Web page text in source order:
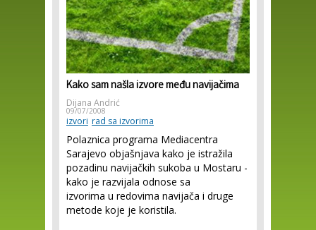
Kako sam našla izvore među navijačima
Dijana Andrić
09/07/2008
izvori rad sa izvorima
Polaznica programa Mediacentra
Sarajevo objašnjava kako je istražila
pozadinu navijačkih sukoba u Mostaru -
kako je razvijala odnose sa
izvorima u redovima navijača i druge
metode koje je koristila.